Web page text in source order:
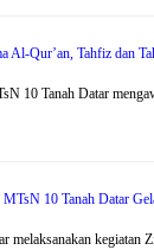
Al-Qur’an, Tahfiz dan
10 Tanah Datar
10 Tanah Datar
melaksanakan kegiatan